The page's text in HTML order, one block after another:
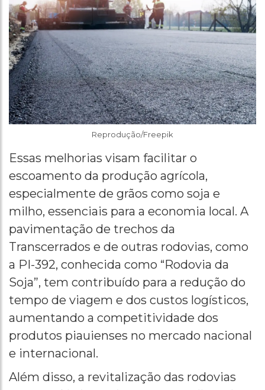
Reprodução/Freepik
Essas melhorias visam facilitar o
escoamento da produção agrícola,
especialmente de grãos como soja e
milho, essenciais para a economia local. A
pavimentação de trechos da
Transcerrados e de outras rodovias, como
a PI-392, conhecida como “Rodovia da
Soja”, tem contribuído para a redução do
tempo de viagem e dos custos logísticos,
aumentando a competitividade dos
produtos piauienses no mercado nacional
e internacional.
Além disso, a revitalização das rodovias